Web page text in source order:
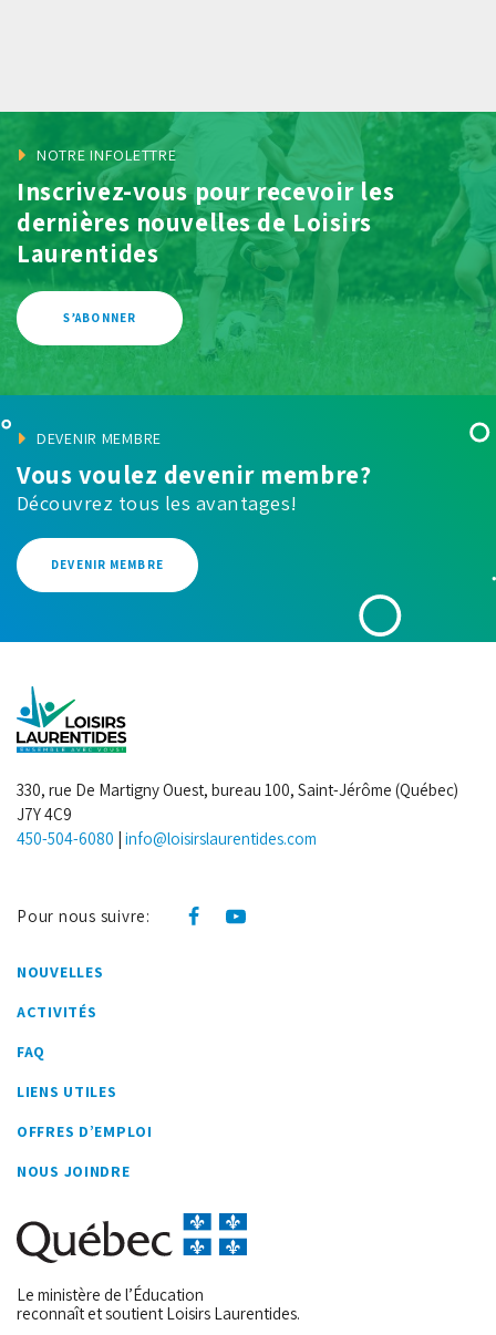
NOTRE INFOLETTRE
Inscrivez-vous pour recevoir les
dernières nouvelles de Loisirs
Laurentides
S’ABONNER
DEVENIR MEMBRE
Vous voulez devenir membre?
Découvrez tous les avantages!
DEVENIR MEMBRE
330, rue De Martigny Ouest, bureau 100, Saint-Jérôme (Québec)
J7Y 4C9
450-504-6080 | info@loisirslaurentides.com
Pour nous suivre:
NOUVELLES
ACTIVITÉS
FAQ
LIENS UTILES
OFFRES D’EMPLOI
NOUS JOINDRE
Le ministère de l’Éducation
reconnaît et soutient Loisirs Laurentides.